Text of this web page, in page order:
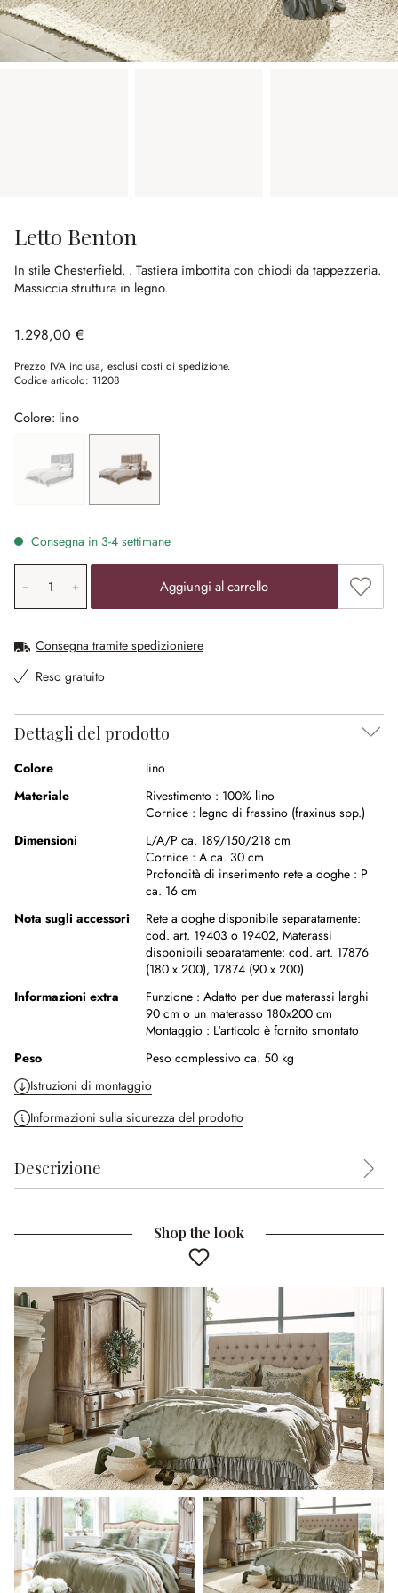
Letto Benton
In stile Chesterfield. . Tastiera imbottita con chiodi da tappezzeria.
Massiccia struttura in legno.
1.298,00 €
Prezzo IVA inclusa, esclusi costi di spedizione.
Codice articolo: 11208
Colore: lino
grigio
(Quest'opzione non è al momento disponibile.)
lino
Consegna in 3-4 settimane
Quantità prodotto: inserisci il valore desiderato o
Aggiungi al carrello
Consegna tramite spedizioniere
Reso gratuito
Dettagli del prodotto
Colore
lino
Materiale
Rivestimento : 100% lino
Cornice : legno di frassino (fraxinus spp.)
Dimensioni
L/A/P ca. 189/150/218 cm
Cornice : A ca. 30 cm
Profondità di inserimento rete a doghe : P
ca. 16 cm
Nota sugli accessori
Rete a doghe disponibile separatamente:
cod. art. 19403 o 19402, Materassi
disponibili separatamente: cod. art. 17876
(180 x 200), 17874 (90 x 200)
Informazioni extra
Funzione : Adatto per due materassi larghi
90 cm o un materasso 180x200 cm
Montaggio : L'articolo è fornito smontato
Peso
Peso complessivo ca. 50 kg
Istruzioni di montaggio
Informazioni sulla sicurezza del prodotto
Descrizione
Shop the look